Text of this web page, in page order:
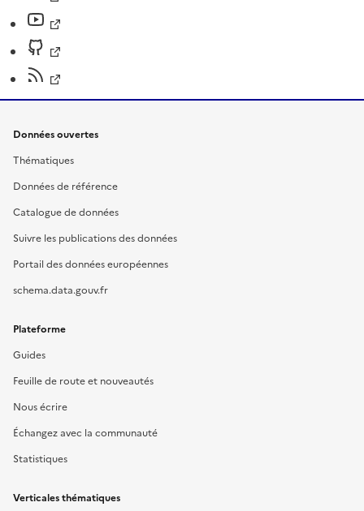
Données ouvertes
Thématiques
Données de référence
Catalogue de données
Suivre les publications des données
Portail des données européennes
schema.data.gouv.fr
Plateforme
Guides
Feuille de route et nouveautés
Nous écrire
Échangez avec la communauté
Statistiques
Verticales thématiques